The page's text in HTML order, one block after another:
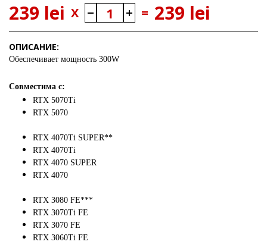
239 lei X = 239 lei
ОПИСАНИЕ:
Обеспечивает мощность 300W
Совместима с:
RTX 5070Ti
RTX 5070
RTX 4070Ti SUPER**
RTX 4070Ti
RTX 4070 SUPER
RTX 4070
RTX 3080 FE***
RTX 3070Ti FE
RTX 3070 FE
RTX 3060Ti FE